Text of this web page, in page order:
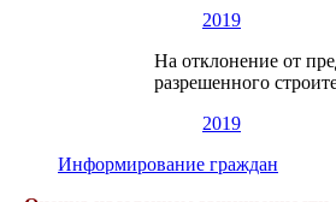
2019
На отклонение от
разрешенного
2019
Информирование граждан